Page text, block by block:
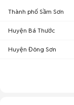
Thành phố Sầm Sơn
Huyện Bá Thước
Huyện Đông Sơn